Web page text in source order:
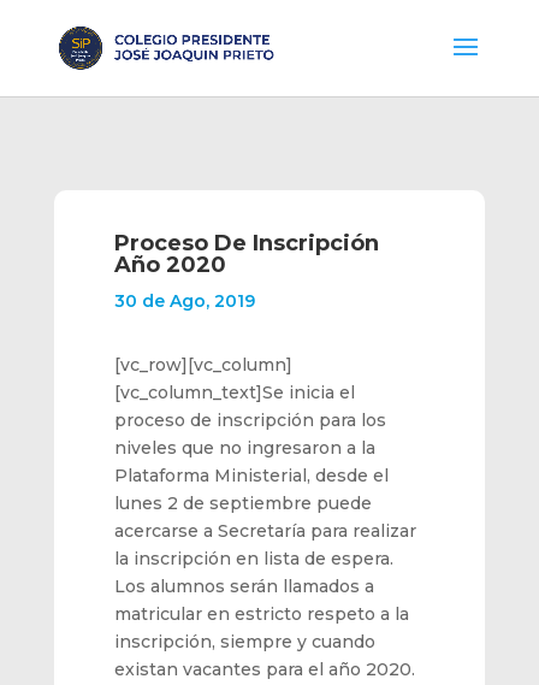
Proceso De Inscripción
Año 2020
30 de Ago, 2019
[vc_row][vc_column]
[vc_column_text]Se inicia el
proceso de inscripción para los
niveles que no ingresaron a la
Plataforma Ministerial, desde el
lunes 2 de septiembre puede
acercarse a Secretaría para realizar
la inscripción en lista de espera.
Los alumnos serán llamados a
matricular en estricto respeto a la
inscripción, siempre y cuando
existan vacantes para el año 2020.